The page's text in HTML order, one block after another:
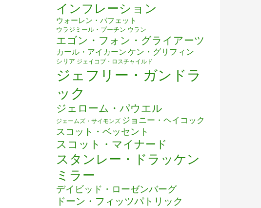
インフレーション
ウォーレン・バフェット
ウラジミール・プーチン ウラン
エゴン・フォン・グライアーツ
カール・アイカーン ケン・グリフィン
シリア ジェイコブ・ロスチャイルド
ジェフリー・ガンドラ
ック
ジェローム・パウエル
ジェームズ・サイモンズ ジョニー・ヘイコック
スコット・ベッセント
スコット・マイナード
スタンレー・ドラッケン
ミラー
デイビッド・ローゼンバーグ
ドーン・フィッツパトリック